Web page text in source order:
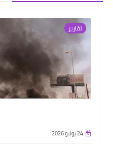
تقارير
24 يوليو 2026